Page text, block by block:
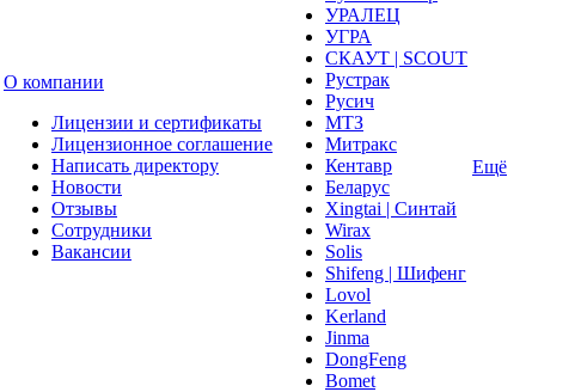
О компании
Лицензии и сертификаты
Лицензионное соглашение
Написать директору
Новости
Отзывы
Сотрудники
Вакансии
УРАЛЕЦ
УГРА
СКАУТ | SCOUT
Рустрак
Русич
МТЗ
Митракс
Кентавр
Беларус
Xingtai | Синтай
Wirax
Solis
Shifeng | Шифенг
Lovol
Kerland
Jinma
DongFeng
Bomet
Ещё